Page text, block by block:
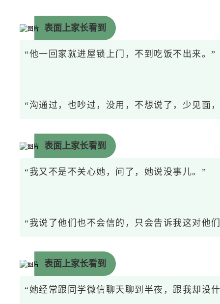
表面上家长看到
“他一回家就进屋锁上门，不到吃饭不出来。”
“沟通过，也吵过，没用，不想说了，少见面
表面上家长看到
“我又不是不关心她，问了，她说没事儿。”
“我说了他们也不会信的，只会告诉我这对他
表面上家长看到
“她经常跟同学微信聊天聊到半夜，跟我却没